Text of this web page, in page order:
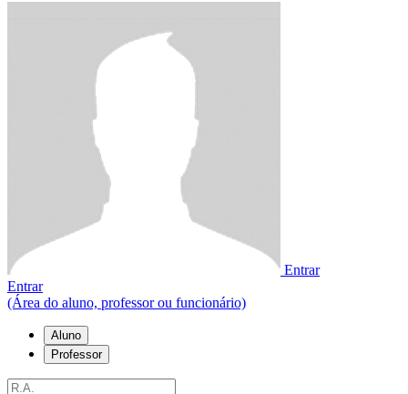
Entrar
Entrar
(Área do aluno, professor ou funcionário)
Aluno
Professor